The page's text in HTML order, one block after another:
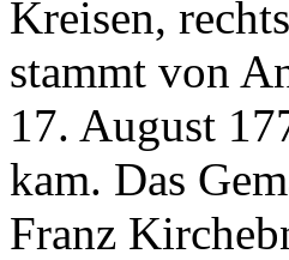
Kreisen,
stammt von
17. August
kam. Das
Franz